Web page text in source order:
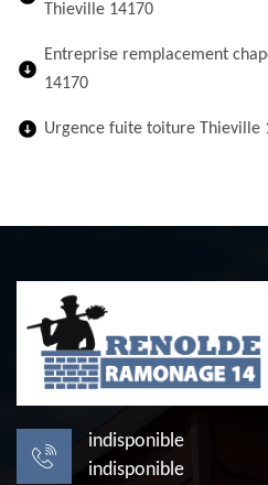
Thieville 14170
Entreprise remplacement
14170
Urgence fuite toiture Thieville
indisponible
indisponible